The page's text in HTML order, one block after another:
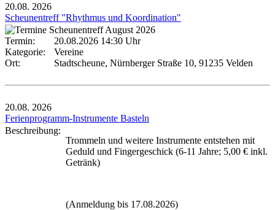
20.08. 2026
Scheunentreff "Rhythmus und Koordination"
Termin:
20.08.2026 14:30 Uhr
Kategorie:
Vereine
Ort:
Stadtscheune, Nürnberger Straße 10, 91235 Velden
20.08. 2026
Ferienprogramm-Instrumente Basteln
Beschreibung:
Trommeln und weitere Instrumente entstehen mit
Geduld und Fingergeschick (6-11 Jahre; 5,00 € inkl.
Getränk)
(Anmeldung bis 17.08.2026)